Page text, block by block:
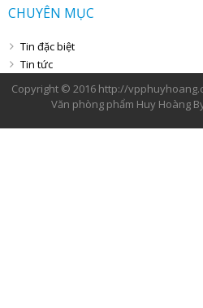
CHUYÊN MỤC
Tin đặc biệt
Tin tức
Copyright © 2016 http://
Văn phòng phẩm Huy Hoàng